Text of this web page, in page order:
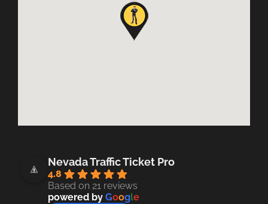
Nevada Traffic Ticket Pro
4.8
Based on 21 reviews
powered by Google